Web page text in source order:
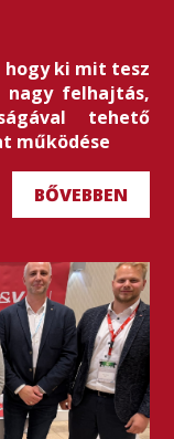
ki mit tesz
nagy felhajtás,
tehető
működése
BŐVEBBEN